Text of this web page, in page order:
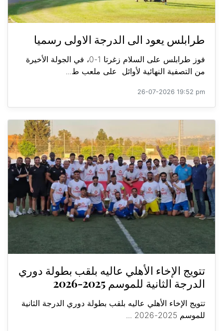
طرابلس يعود الى الدرجة الاولى رسميا
فوز طرابلس على السلام زغرتا 1-0، في الجولة الأخيرة
من التصفية النهائية لأوائل على ملعب ط...
26-07-2026 19:52 pm
تتويج الإخاء الأهلي عاليه بلقب بطولة دوري
الدرجة الثانية للموسم 2025-2026
تتويج الإخاء الأهلي عاليه بلقب بطولة دوري الدرجة الثانية
للموسم 2025-2026 ...